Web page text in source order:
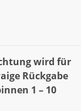
wird für
Rückgabe
1 – 10